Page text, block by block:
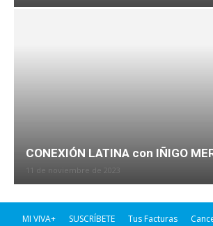
CONEXIÓN LATINA con IÑIGO
11 de noviembre de 2023
MI VIVA+ SUSCRÍBETE Tus Facturas